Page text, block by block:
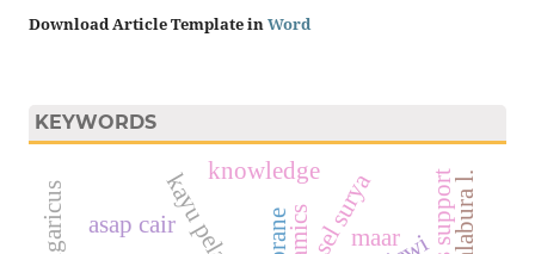
Download Article Template inWord
KEYWORDS
knowledge
asap cair sel suryamaar